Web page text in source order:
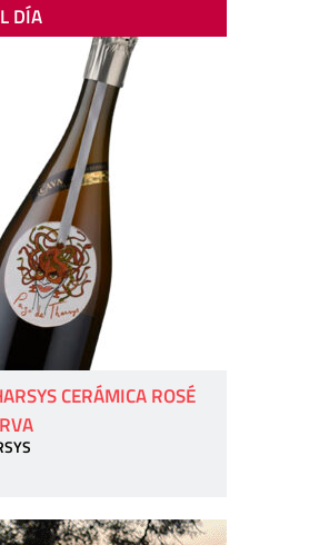
DÍA
CERÁMICA ROSÉ